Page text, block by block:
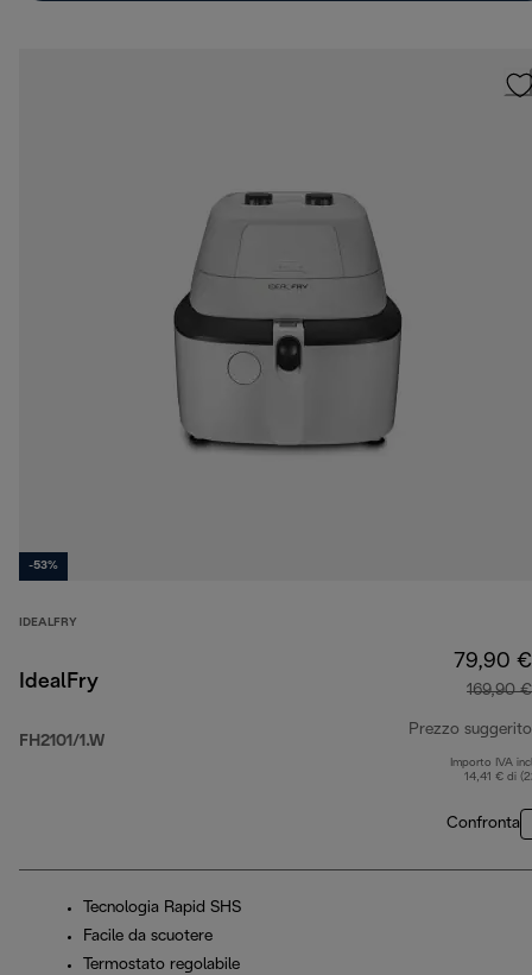
-53%
IDEALFRY
IdealFry
FH2101/1.W
79,90 €
169,90 €
Prezzo suggerito
Importo IVA
14,41 € di
Confronta
Tecnologia Rapid SHS
Facile da scuotere
Termostato regolabile